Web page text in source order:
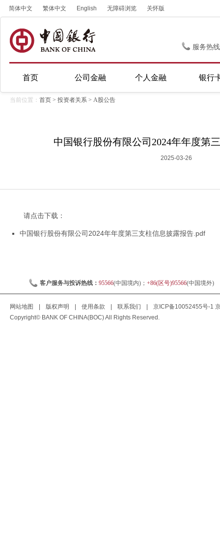
简体中文 繁体中文 English 无障碍浏览 关怀版
服务热
首页 公司金融 个人金融 银行
当前位置： 首页 > 投资者关系 > A股公告
中国银行股份有限公司2024年年度第
2025-03-26
请点击下载：
中国银行股份有限公司2024年年度第三支柱信息披露报告.pdf
客户服务与投诉热线： 95566(中国境内)； +86(区号)95566(中国境外)
网站地图 版权声明 使用条款 联系我们 京ICP备10052455号-1
Copyright© BANK OF CHINA(BOC) All Rights Reserved.